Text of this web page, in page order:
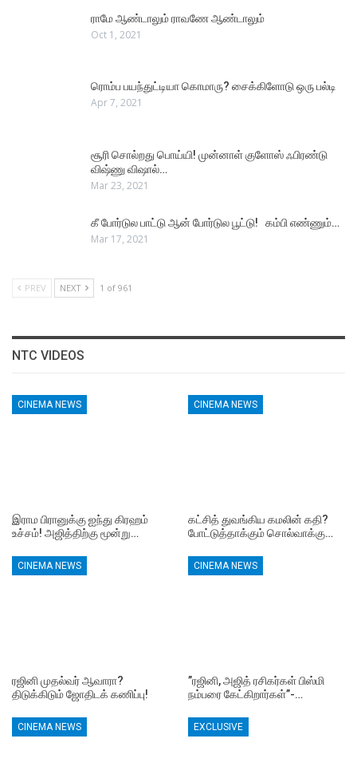
ராமே ஆண்டாலும் ராவணே ஆண்டாலும்
Oct 1, 2021
ரொம்ப பயந்துட்டியா கொமாரு? சைக்கிளோடு ஒரு பல்டி
Apr 7, 2021
சூரி சொல்றது பொய்யி! முன்னாள் குளோஸ் ஃபிரண்டு
விஷ்ணு விஷால்…
Mar 23, 2021
கீ போர்டுல பாட்டு ஆன் போர்டுல பூட்டு! கம்பி எண்ணும்…
Mar 17, 2021
PREV NEXT 1 of 961
NTC VIDEOS
CINEMA NEWS
இராம பிரானுக்கு ஐந்து கிரஹம்
உச்சம்! அஜித்திற்கு மூன்று…
CINEMA NEWS
கட்சித் துவங்கிய கமலின் கதி?
போட்டுத்தாக்கும் சொல்வாக்கு…
CINEMA NEWS
ரஜினி முதல்வர் ஆவாரா?
திடுக்கிடும் ஜோதிடக் கணிப்பு!
CINEMA NEWS
”ரஜினி, அஜித் ரசிகர்கள் பிஸ்மி
நம்பரை கேட்கிறார்கள்”-…
CINEMA NEWS EXCLUSIVE